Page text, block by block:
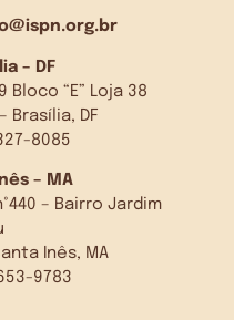
– DF
Bloco “E” Loja 38
Brasília, DF
8085
– MA
– Bairro Jardim
Inês, MA
9783